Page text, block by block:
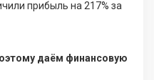
прибыль на 217% за
даём финансовую